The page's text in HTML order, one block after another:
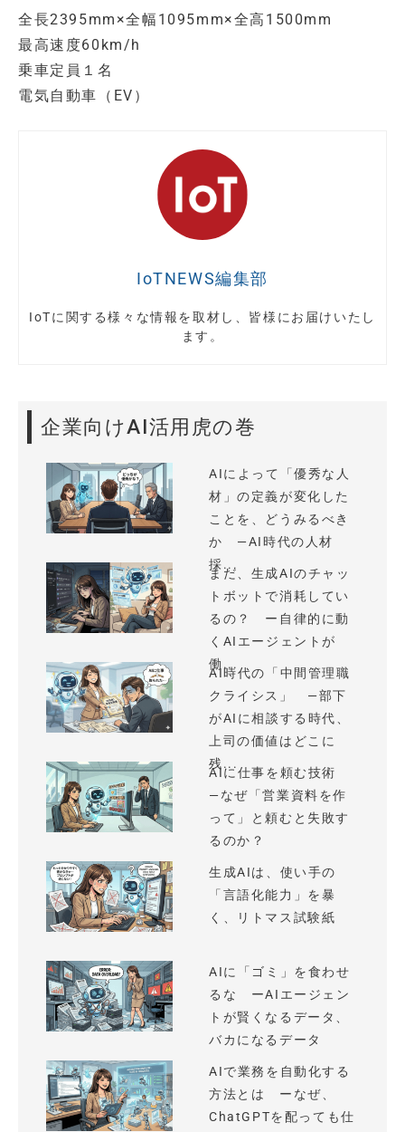
全長2395mm×全幅1095mm×全高1500mm
最高速度60km/h
乗車定員１名
電気自動車（EV）
IoTNEWS編集部
IoTに関する様々な情報を取材し、皆様にお届けいたし
ます。
企業向けAI活用虎の巻
AIによって「優秀な人
材」の定義が変化した
ことを、どうみるべき
か —AI時代の人材
採...
まだ、生成AIのチャッ
トボットで消耗してい
るの？ ー自律的に動
くAIエージェントが
働...
AI時代の「中間管理職
クライシス」 —部下
がAIに相談する時代、
上司の価値はどこに
残...
AIに仕事を頼む技術
—なぜ「営業資料を作
って」と頼むと失敗す
るのか？
生成AIは、使い手の
「言語化能力」を暴
く、リトマス試験紙
AIに「ゴミ」を食わせ
るな ーAIエージェン
トが賢くなるデータ、
バカになるデータ
AIで業務を自動化する
方法とは ーなぜ、
ChatGPTを配っても仕